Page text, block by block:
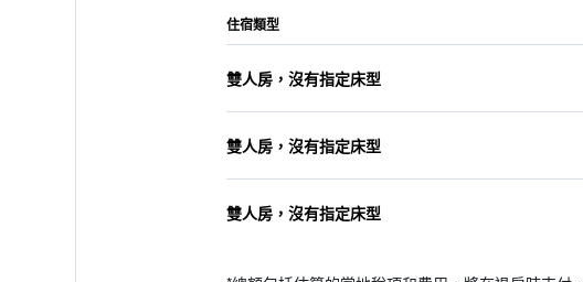
住宿類型
雙人房，沒有指定床型
雙人房，沒有指定床型
雙人房，沒有指定床型